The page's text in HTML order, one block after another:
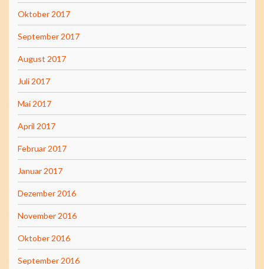
Oktober 2017
September 2017
August 2017
Juli 2017
Mai 2017
April 2017
Februar 2017
Januar 2017
Dezember 2016
November 2016
Oktober 2016
September 2016